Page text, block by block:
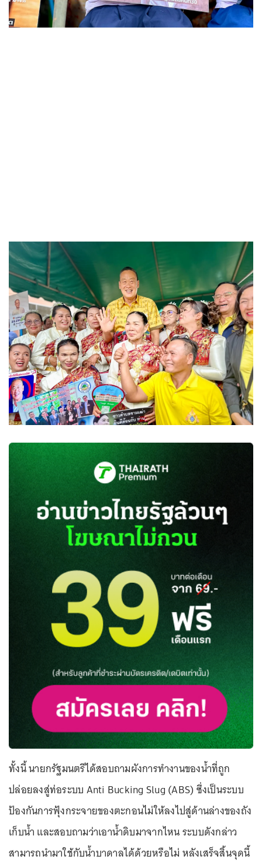
ทั้งนี้ นายกรัฐมนตรีได้สอบถามผังการทำงานของน้ำที่ถูก
ปล่อยลงสู่ท่อระบบ Anti Bucking Slug (ABS) ซึ่งเป็นระบบ
ป้องกันการฟุ้งกระจายของตะกอนไม่ให้ลงไปสู่ด้านล่างของถัง
เก็บน้ำ และสอบถามว่าเอาน้ำดิบมาจากไหน ระบบดังกล่าว
สามารถนำมาใช้กับน้ำบาดาลได้ด้วยหรือไม่ หลังเสร็จสิ้นจุดนี้